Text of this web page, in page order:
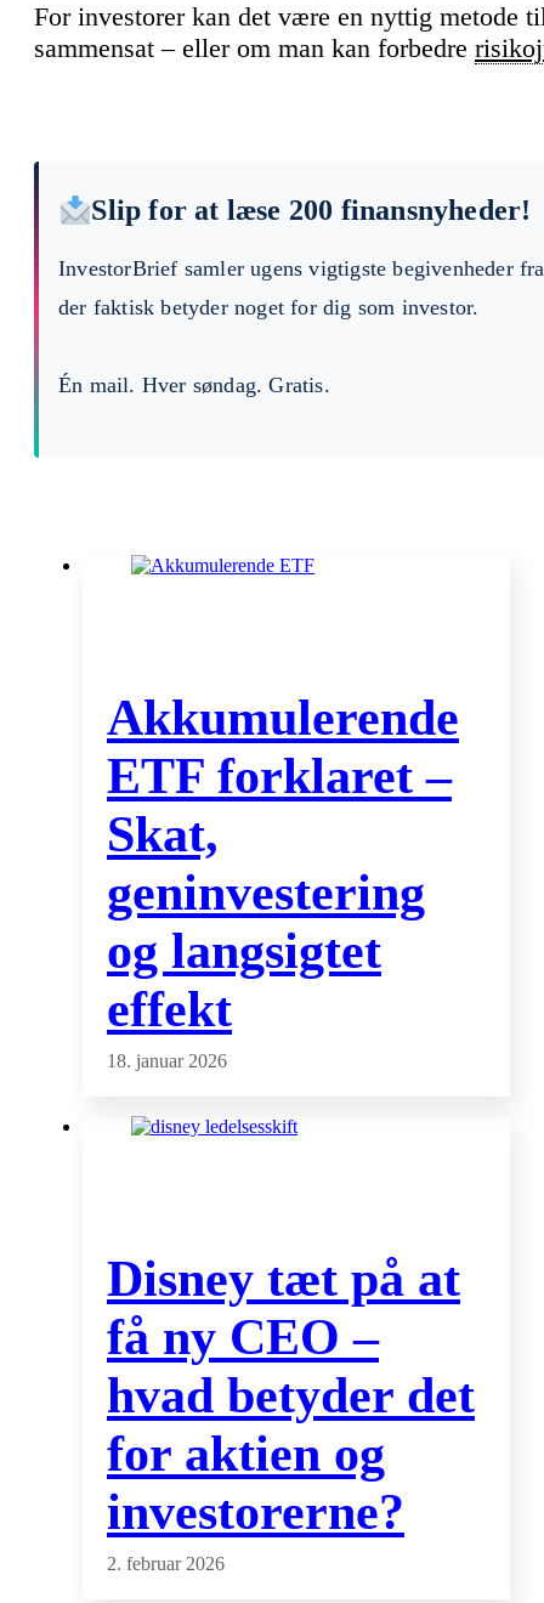
For investorer kan det være en nyttig metode
sammensat – eller om man kan forbedre
Slip for at læse 200 finansnyheder!
InvestorBrief samler ugens vigtigste begivenheder
der faktisk betyder noget for dig som investor.
Én mail. Hver søndag. Gratis.
Akkumulerende
ETF forklaret –
Skat,
geninvestering
og langsigtet
effekt
18. januar 2026
Disney tæt på at
få ny CEO –
hvad betyder det
for aktien og
investorerne?
2. februar 2026